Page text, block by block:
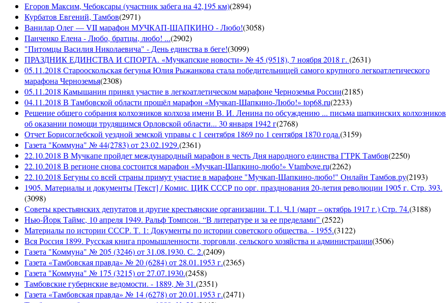
Егоров Максим, Чебоксары (участник забега на 42,195 км)(2894)
Курбатов Евгений, Тамбов(2971)
Ванилар Олег — VII марафон МУЧКАП-ШАПКИНО - Любо!(3058)
Панченко Елена - Любо, братцы, любо! ...(2902)
"Питомцы Василия Николаевича" - День единства в беге!(3099)
ПРАЗДНИК ЕДИНСТВА И СПОРТА. «Мучкапские новости» № 45 (9518), 7 ноября 2018 г. (2631)
05.11.2018 Старооскольская бегунья Юлия Рыжанкова стала победительницей самого крупного легкоатлетического
марафона Черноземья(2308)
05.11.2018 Камышанин принял участие в легкоатлетическом марафоне Черноземья России(2185)
04.11.2018 В Тамбовской области прошёл марафон «Мучкап-Шапкино-Любо!» top68.ru(2233)
Решение общего собрания колхозников колхоза имени В. И. Ленина по обсуждению ... письма шапкинских колхозников
об оказании помощи трудящимся Орловской области... 30 января 1942 г(2768)
Отчет Борисоглебской уездной земской управы с 1 сентября 1869 по 1 сентября 1870 года.(3159)
Газета "Коммуна" № 44(2783) от 23.02.1929.(2361)
22.10.2018 В Мучкапе пройдет международный марафон в честь Дня народного единства ГТРК Тамбов(2250)
22.10.2018 В регионе снова состоится марафон «Мучкап-Шапкино-любо!» Vtambove.ru(2262)
22.10.2018 Бегуны со всей страны примут участие в марафоне "Мучкап-Шапкино-любо!" Онлайн Тамбов.ру(2193)
1905. Материалы и документы [Текст] / Комис. ЦИК СССР по орг. празднования 20-летия революции 1905 г. Стр. 393.
(3098)
Советы крестьянских депутатов и другие крестьянские организации. Т.1. Ч.1 (март – октябрь 1917 г.) Стр. 74.(3188)
Нью-Йорк Таймс, 10 апреля 1949. Ральф Томпсон. “В литературе и за ее пределами”(2522)
Материалы по истории СССР. Т. 1: Документы по истории советского общества. - 1955.(3122)
Вся Россия 1899. Русская книга промышленности, торговли, сельского хозяйства и администрации(3506)
Газета "Коммуна" № 205 (3246) от 31.08.1930. С. 2.(2409)
Газета «Тамбовская правда» № 20 (6284) от 28.01.1953 г.(2365)
Газета "Коммуна" № 175 (3215) от 27.07.1930.(2458)
Тамбовские губернские ведомости. - 1889, № 31.(2351)
Газета «Тамбовская правда» № 14 (6278) от 20.01.1953 г.(2471)